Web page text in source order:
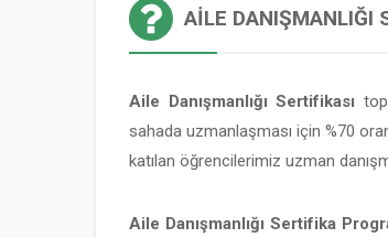
AILE DANIŞMANLIĞI
Aile Danışmanlığı Sertifikası
sahada uzmanlaşması için %70
katılan öğrencilerimiz uzman
Aile Danışmanlığı Sertifika